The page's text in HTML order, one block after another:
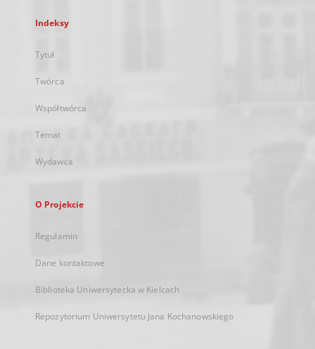
Indeksy
Tytuł
Twórca
Współtwórca
Temat
Wydawca
O Projekcie
Regulamin
Dane kontaktowe
Biblioteka Uniwersytecka w Kielcach
Repozytorium Uniwersytetu Jana Kochanowskiego